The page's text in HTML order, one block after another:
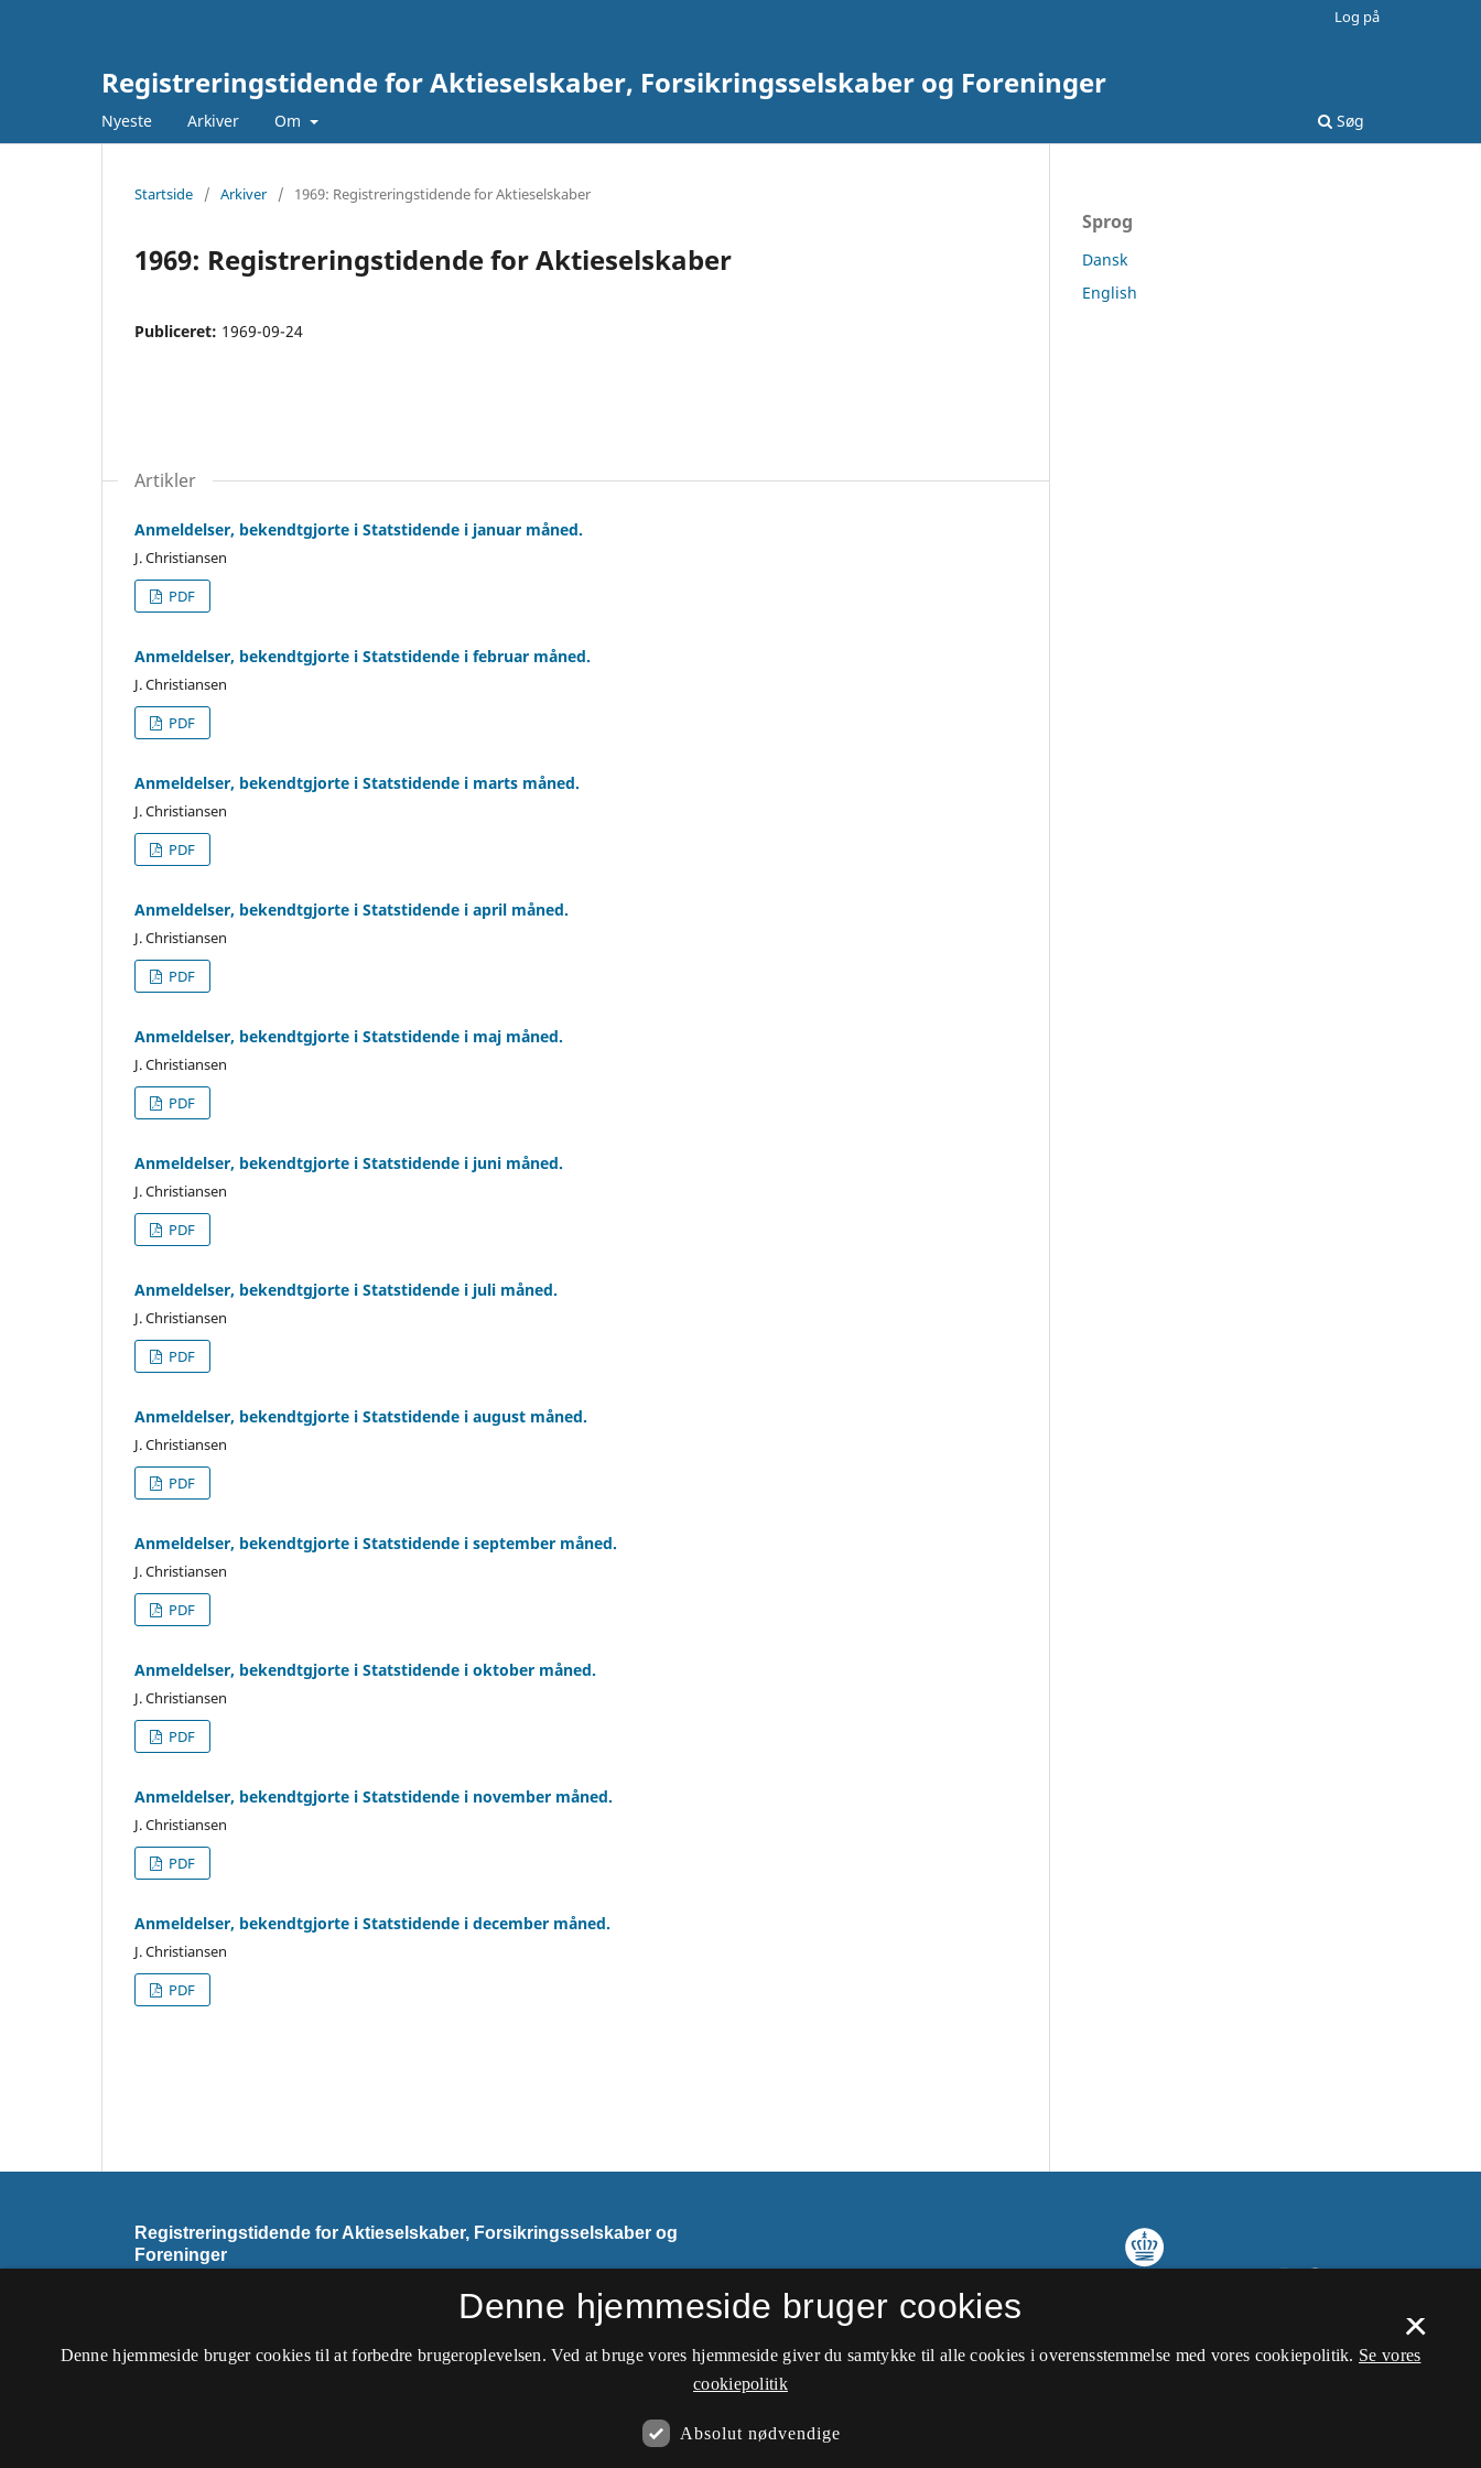
Registreringstidende for Aktieselskaber, Forsikringsselskaber og Foreninger
Nyeste Arkiver Om Søg
Log på
Startside / Arkiver / 1969: Registreringstidende for Aktieselskaber
1969: Registreringstidende for Aktieselskaber
Publiceret: 1969-09-24
Artikler
Anmeldelser, bekendtgjorte i Statstidende i januar måned.
J. Christiansen
PDF
Anmeldelser, bekendtgjorte i Statstidende i februar måned.
J. Christiansen
PDF
Anmeldelser, bekendtgjorte i Statstidende i marts måned.
J. Christiansen
PDF
Anmeldelser, bekendtgjorte i Statstidende i april måned.
J. Christiansen
PDF
Anmeldelser, bekendtgjorte i Statstidende i maj måned.
J. Christiansen
PDF
Anmeldelser, bekendtgjorte i Statstidende i juni måned.
J. Christiansen
PDF
Anmeldelser, bekendtgjorte i Statstidende i juli måned.
J. Christiansen
PDF
Anmeldelser, bekendtgjorte i Statstidende i august måned.
J. Christiansen
PDF
Anmeldelser, bekendtgjorte i Statstidende i september måned.
J. Christiansen
PDF
Anmeldelser, bekendtgjorte i Statstidende i oktober måned.
J. Christiansen
PDF
Anmeldelser, bekendtgjorte i Statstidende i november måned.
J. Christiansen
PDF
Anmeldelser, bekendtgjorte i Statstidende i december måned.
J. Christiansen
PDF
Sprog
Dansk
English
Registreringstidende for Aktieselskaber, Forsikringsselskaber og
Foreninger
Tidsskriftet udkommer ikke længere.
×
Denne hjemmeside bruger cookies
Denne hjemmeside bruger cookies til at forbedre brugeroplevelsen. Ved at bruge vores hjemmeside giver du samtykke til alle cookies i overensstemmelse med vores cookiepolitik. Se vores
cookiepolitik
Absolut nødvendige